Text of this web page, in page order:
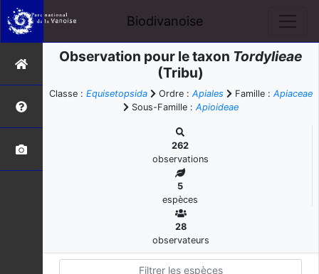
Biodivanoise
Observation pour le taxon Tordylieae
(Tribu)
Classe : Equisetopsida Ordre : Apiales Famille : Apiaceae
Sous-Famille : Apioideae
262
observations
5
espèces
28
observateurs